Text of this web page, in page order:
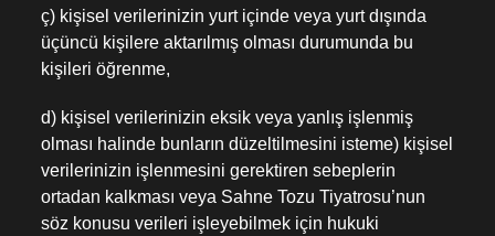
ç) kişisel verilerinizin yurt içinde veya yurt dışında
üçüncü kişilere aktarılmış olması durumunda bu
kişileri öğrenme,
d) kişisel verilerinizin eksik veya yanlış işlenmiş
olması halinde bunların düzeltilmesini isteme) kişisel
verilerinizin işlenmesini gerektiren sebeplerin
ortadan kalkması veya Sahne Tozu Tiyatrosu’nun
söz konusu verileri işleyebilmek için hukuki